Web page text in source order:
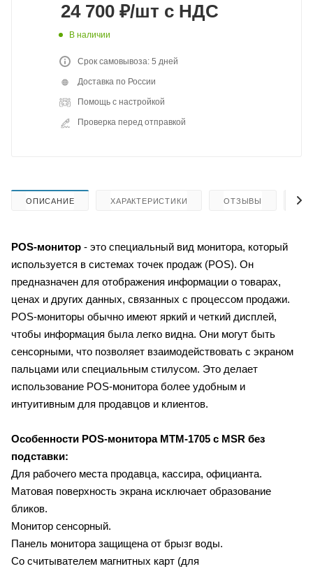
24 700 ₽/шт с НДС
В наличии
Срок самовывоза: 5 дней
Доставка по России
Помощь с настройкой
Проверка перед отправкой
ОПИСАНИЕ ХАРАКТЕРИСТИКИ ОТЗЫВЫ
POS-монитор - это специальный вид монитора, который
используется в системах точек продаж (POS). Он
предназначен для отображения информации о товарах,
ценах и других данных, связанных с процессом продажи.
POS-мониторы обычно имеют яркий и четкий дисплей,
чтобы информация была легко видна. Они могут быть
сенсорными, что позволяет взаимодействовать с экраном
пальцами или специальным стилусом. Это делает
использование POS-монитора более удобным и
интуитивным для продавцов и клиентов.
Особенности POS-монитора MTM-1705 c MSR без
подставки:
Для рабочего места продавца, кассира, официанта.
Матовая поверхность экрана исключает образование
бликов.
Монитор сенсорный.
Панель монитора защищена от брызг воды.
Со считывателем магнитных карт (для